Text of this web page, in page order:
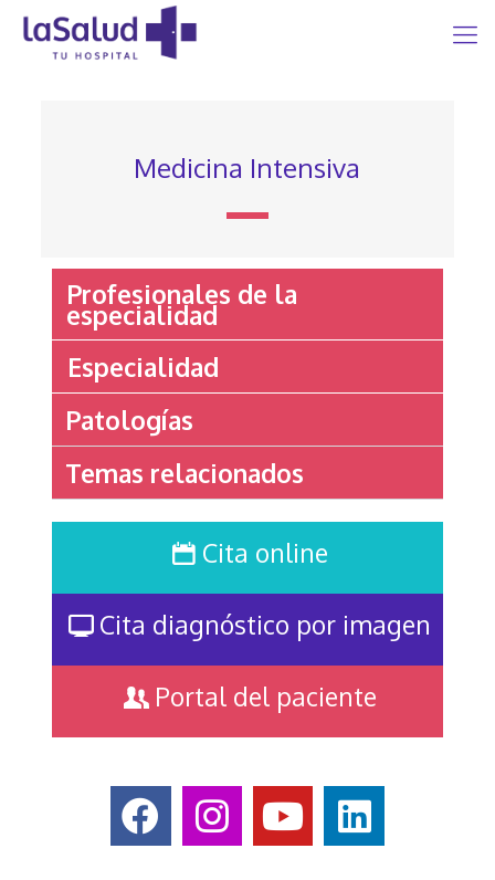
Medicina Intensiva
Profesionales de la
especialidad
Especialidad
Patologías
Temas relacionados
Cita online
Cita diagnóstico por imagen
Portal del paciente